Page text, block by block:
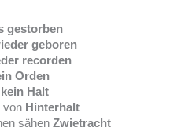
gestorben
geboren
recorden
Orden
Halt
von Hinterhalt
sähen Zwietracht